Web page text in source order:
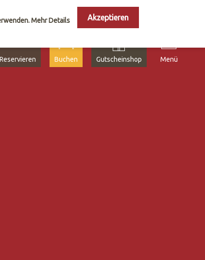
Reservieren Buchen Gutscheinshop Menü
Mehr Details Akzeptieren